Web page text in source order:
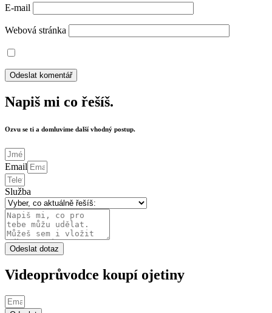
E-mail
Webová stránka
Napiš mi co řešíš.
Ozvu se ti a domluvime další vhodný postup.
Email
Služba
Odeslat dotaz
Videoprůvodce koupí ojetiny